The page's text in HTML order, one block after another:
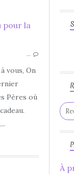
JUIN
…
vous, On
Pères où
À